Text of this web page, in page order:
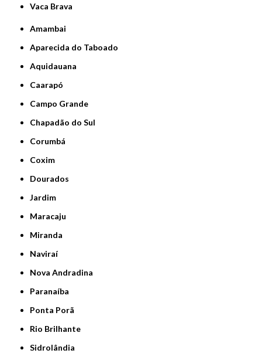
Vaca Brava
Amambai
Aparecida do Taboado
Aquidauana
Caarapó
Campo Grande
Chapadão do Sul
Corumbá
Coxim
Dourados
Jardim
Maracaju
Miranda
Naviraí
Nova Andradina
Paranaíba
Ponta Porã
Rio Brilhante
Sidrolândia